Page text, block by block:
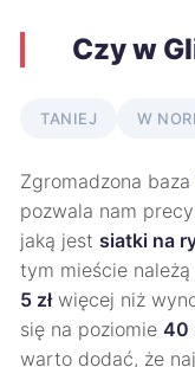
Czy w
TANIEJ W
Zgromadzona baza
pozwala nam
jaką jest siatki na
tym mieście
5 złwięcej niż
się na poziomie 40
warto dodać, że